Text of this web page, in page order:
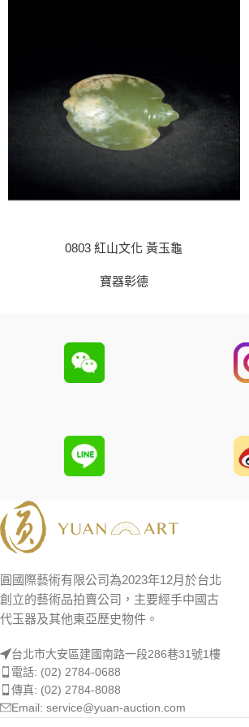
0803 紅山文化 黃玉龜
寶器彰德
圓國際藝術有限公司為2023年12月於台北
創立的藝術品拍賣公司，主要經手中國古
代玉器及其他東亞歷史物件。
台北市大安區建國南路一段286巷31號1樓
電話: (02) 2784-0688
傳真: (02) 2784-8088
Email: service@yuan-auction.com